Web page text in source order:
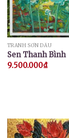
TRANH SƠN DẦU
Sen Thanh Bình
9.500.000₫